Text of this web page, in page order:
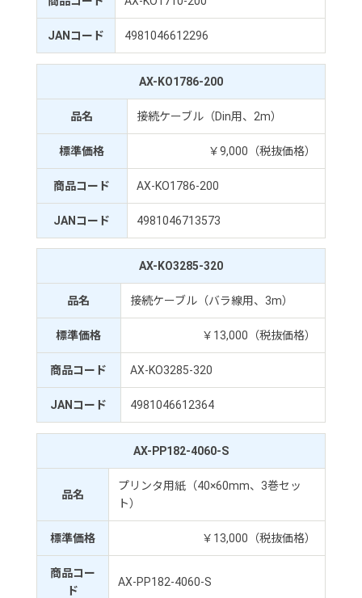
JANコード 4981046612296
AX-KO1786-200
品名 接続ケーブル（Din用、2m）
標準価格 ￥9,000（税抜価格）
商品コード AX-KO1786-200
JANコード 4981046713573
AX-KO3285-320
品名 接続ケーブル（バラ線用、3m）
標準価格 ￥13,000（税抜価格）
商品コード AX-KO3285-320
JANコード 4981046612364
AX-PP182-4060-S
品名
プリンタ用紙（40×60mm、3巻セッ
ト）
標準価格 ￥13,000（税抜価格）
商品コー
ド
AX-PP182-4060-S